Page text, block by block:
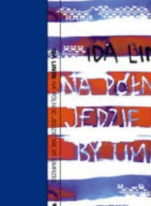
DODAJ DO KOSZYKA /